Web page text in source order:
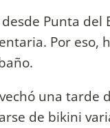
Punta del
Por eso,
una tarde
de bikini